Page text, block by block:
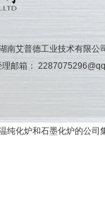
南艾普德工业技术有限公
邮箱：
纯化炉和石墨化炉的公